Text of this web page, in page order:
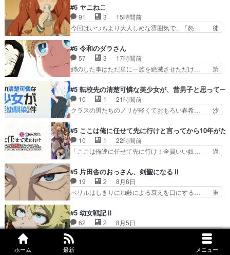
ホーム 最新 メニュー
はあなたが嫌いなんです」「バンドやめ… 何が起
きているのか！？次週、みゅーたいぷ… ビオラ
様、律ちゃんを奪うのではなく敢えて… 助けたい
気持ちはあるでも、それだけじゃど… あられ等の
イベント発生かなっと思ったけ… ようやくバンド
の中での深い対話やそこから… ああいうのまとめ
動画って言うんですか？あ…
#6 ヤニねこ
91 3
15時間前
今回はいつもより大人しめな雰囲気で、「怒… 徒
は、アルねこ面白い！突き当たりを右で… アルね
こちゃんが無事で良かった。江の島ま… アルねこ
がトイレに向かった先が出口越えて… ペンペンね
この俗っぽさがまじでおもしろか… 前の話に「獣
れると信じて欲に塗れた獣人… ♥︎⁡ꔛアルにゃん。
みたら、描きたくなっ… 最近雰囲気変わってきた
な…江ノ島を聖地巡…
#6 令和のダラさん
57 3
17時間前
姉のした事はただ単に一族を絶滅させただけ… 第
話感想：薫くんアニメ､特撮､漫画､ゲ… 特殊EDと
いうか、『激昂無頼!!ガン・バ… 折角オカルトも
のの雰囲気だったのにEDが… 小5男子に理想のご
近所さん♡こんな姿でビ… 足らん、足らんぞぉぉ
隆の出会いが夏… ダラさんの6本の腕ってそうい
うことだった… もしかしてもしかしてが全てあり
まして『お…
#5 転校先の清楚可憐な美少女が、昔男子と思って一
10 1
21時間前
クラスの男たちのノリが軽くておもろい春希… 沙
もちゃんが透けブラしててびっくりして… レベル
のキャラが登場。相変わらず顔や体の… 隼人が春
希の級友を巻き込んだイジりに動じ… 第５話を
U-NEXTで視聴しました。視聴… ラブコメで天然
す隼人を見てなぜか不安に… 無理なダイエットは
禁物だけど、なかなか結… 「これからもお手入
れ、がんばりゅ」ありが…
#5 ここは俺に任せて先に行けと言ってから10年が
10 1
22時間前
「ここは俺達に任せて先に行け！全員いい奴… 過
鈴奈（@0suzuna0）が【マリー… 村ごと乗っ取
られてたら流石に気付かないか… 《漫画版少し読
んだことある》エリックとゴ… ロックは敵に容赦
無くブスっといくから気持… 勇者パーティー再結
構エグいことするよな… ねぇ猫耳ガール、敵の根
城に乗り込む事を同… 世もや替えが利くと復活P
とは？！もう来週…
#5 片田舎のおっさん、剣聖になるⅡ
19 2
8月6日
ベリルはしきりに加齢による衰えを口にする… 重
んじゃないですか。魔物の群を発見した… アマプ
ラにて視聴終わり！サーベルボア討伐… を言い訳
にしたくないものですねwボア狩り… 先生として
のベリルが好きだけど、今回みた… 4人だけでサ
ーベルボアを狩りに行く。野営… ・実家周辺でサ
#5 幼女戦記Ⅱ
62 2
8月5日
ブログを更新しました!!宜しければ、是非… 少し
でもマシな負け方を選んだゼートゥーア… ゼート
ゥーアの唯一の手駒が強すぎる笑あお… 私にとっ